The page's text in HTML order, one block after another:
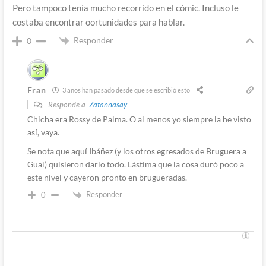
Pero tampoco tenía mucho recorrido en el cómic. Incluso le
costaba encontrar oortunidades para hablar.
0 Responder
Fran 3 años han pasado desde que se escribió esto
Responde a Zatannasay
Chicha era Rossy de Palma. O al menos yo siempre la he visto
así, vaya.
Se nota que aquí Ibáñez (y los otros egresados de Bruguera a
Guai) quisieron darlo todo. Lástima que la cosa duró poco a
este nivel y cayeron pronto en brugueradas.
0 Responder